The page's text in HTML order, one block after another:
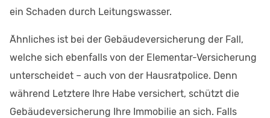
ein Schaden durch Leitungswasser.
Ähnliches ist bei der Gebäudeversicherung der Fall,
welche sich ebenfalls von der Elementar-Versicherung
unterscheidet – auch von der Hausratpolice. Denn
während Letztere Ihre Habe versichert, schützt die
Gebäudeversicherung Ihre Immobilie an sich. Falls